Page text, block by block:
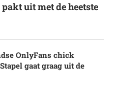
uit met de heetste
OnlyFans chick
gaat graag uit de